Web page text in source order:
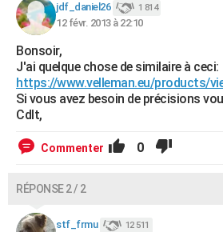
Carte de Noël
Carte Bonne année
Carte Saint-Valentin
Carte Pâques
Carte d'anniversaire
DICTIONNAIRE
Dictionnaire
Biographies
Citations
Expressions
Proverbes
PROGRAMME TV
COPAINS D'AVANT
S'inscrire
Se connecter
Lycées
Collèges
Primaires
Universités
Entreprises
Service militaire
Avis de recherche
AVIS DE DÉCÈS
FORUM
jdf_daniel26 1 814
12 févr. 2013 à 22:10
Bonsoir,
J'ai quelque chose de similaire à ceci:
https://www.velleman.eu/products/
Si vous avez besoin de précisions
Cdlt,
Commenter 0
RÉPONSE 2 / 2
stf_frmu 12 511